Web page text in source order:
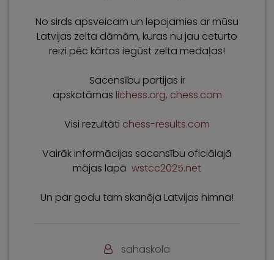
No sirds apsveicam un lepojamies ar mūsu
Latvijas zelta dāmām, kuras nu jau ceturto
reizi pēc kārtas iegūst zelta medaļas!
Sacensību partijas ir
apskatāmas lichess.org, chess.com
Visi rezultāti chess-results.com
Vairāk informācijas sacensību oficiālajā
mājas lapā wstcc2025.net
Un par godu tam skanēja Latvijas himna!
sahaskola